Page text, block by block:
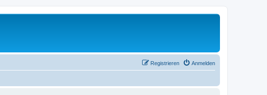
Anmelden
Registrieren